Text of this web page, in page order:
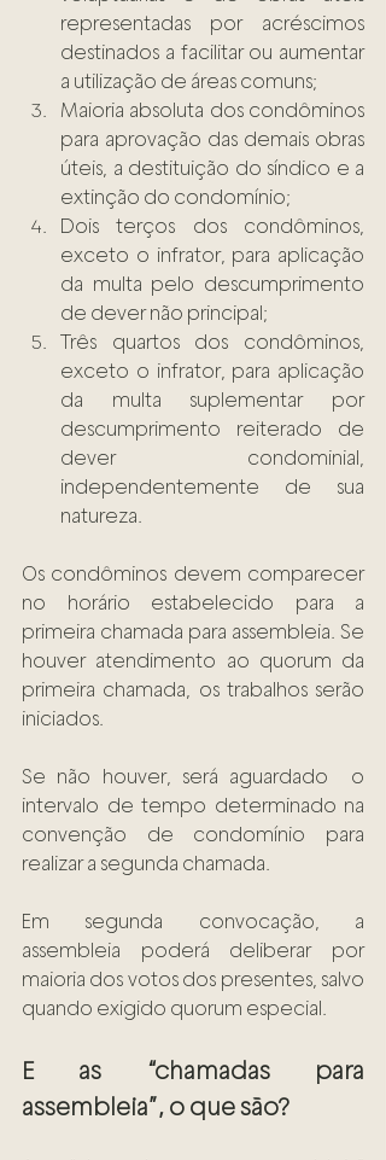
representadas por acréscimos
destinados a facilitar ou aumentar
a utilização de áreas comuns;
Maioria absoluta dos condôminos
para aprovação das demais obras
úteis, a destituição do síndico e a
extinção do condomínio;
Dois terços dos condôminos,
exceto o infrator, para aplicação
da multa pelo descumprimento
de dever não principal;
Três quartos dos condôminos,
exceto o infrator, para aplicação
da multa suplementar por
descumprimento reiterado de
dever condominial,
independentemente de sua
natureza.
Os condôminos devem comparecer
no horário estabelecido para a
primeira chamada para assembleia. Se
houver atendimento ao quorum da
primeira chamada, os trabalhos serão
iniciados.
Se não houver, será aguardado  o
intervalo de tempo determinado na
convenção de condomínio para
realizar a segunda chamada.
Em segunda convocação, a
assembleia poderá deliberar por
maioria dos votos dos presentes, salvo
quando exigido quorum especial.
E as “chamadas para
assembleia”, o que são?